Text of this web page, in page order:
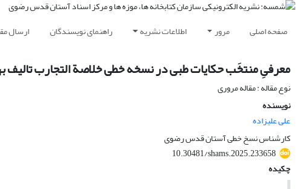
صفحه اصلی مرور اطلاعات نشریه راهنمای نویسندگان ارسال
معرفیِ منتخَب حکایات طبی در نسخه خطی خلاصة التجارب تالیف
نوع مقاله : مقاله مروری
نویسنده
علی علیزاده
کارشناس نسخ خطی آستان قدس رضوی
10.30481/shams.2025.233658
چکیده